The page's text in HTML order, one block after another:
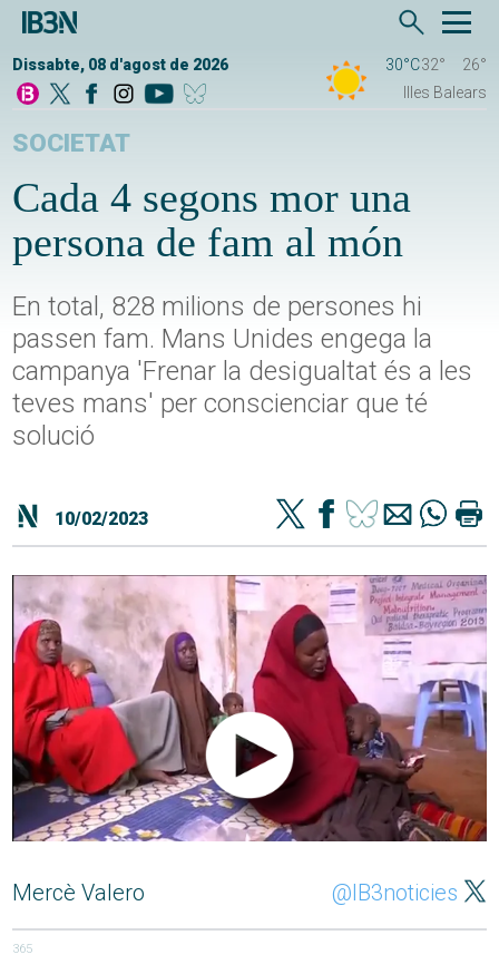
Dissabte, 08 d'agost de 2026 30°C32°
26°
Illes Balears
SOCIETAT
Cada 4 segons mor una
persona de fam al món
En total, 828 milions de persones hi
passen fam. Mans Unides engega la
campanya 'Frenar la desigualtat és a les
teves mans' per conscienciar que té
solució
10/02/2023
Mercè Valero @IB3noticies
365